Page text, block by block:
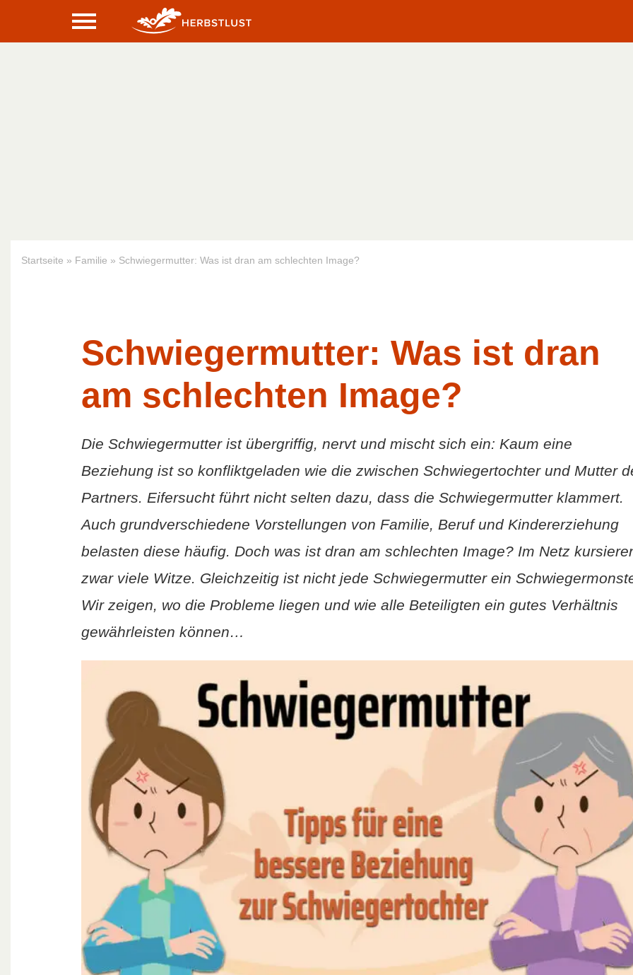
Startseite » Familie » Schwiegermutter: Was ist dran am schlechten Image?
Schwiegermutter: Was ist dran
am schlechten Image?
Die Schwiegermutter ist übergriffig, nervt und mischt sich ein: Kaum eine
Beziehung ist so konfliktgeladen wie die zwischen Schwiegertochter und Mutter
Partners. Eifersucht führt nicht selten dazu, dass die Schwiegermutter klammert.
Auch grundverschiedene Vorstellungen von Familie, Beruf und Kindererziehung
belasten diese häufig. Doch was ist dran am schlechten Image? Im Netz
zwar viele Witze. Gleichzeitig ist nicht jede Schwiegermutter ein
Wir zeigen, wo die Probleme liegen und wie alle Beteiligten ein gutes Verhältnis
gewährleisten können…